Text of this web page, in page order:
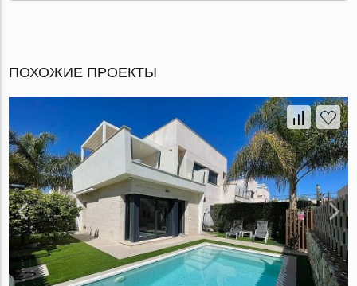
ПОХОЖИЕ ПРОЕКТЫ